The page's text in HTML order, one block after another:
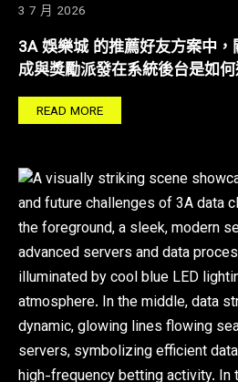
3 7 月 2026
3A 娛樂城 的推薦好友方案中
成與獎勵派發在系統後台是如
READ MORE